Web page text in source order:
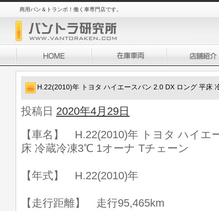
商用バン＆トランポ！働く車専門店です。
H.22(2010)年 トヨタ ハイエースバン 2.0 DX ロング 平床
投稿日 2020年4月29日
【車名】 H.22(2010)年 トヨタ ハイエ
床 冷蔵冷凍3℃ 1オーナ Tチェーン
【年式】 H.22(2010)年
【走行距離】 走行95,465km